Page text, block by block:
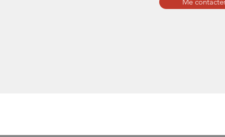
Me